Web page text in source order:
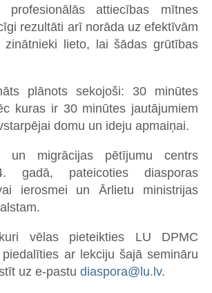
profesionālās attiecības mītnes
rezultāti arī norāda uz efektīvām
zinātnieki lieto, lai šādas grūtības
plānots sekojoši: 30 minūtes
kuras ir 30 minūtes jautājumiem
domu un ideju apmaiņai.
un migrācijas pētījumu centrs
gadā, pateicoties diasporas
ierosmei un Ārlietu ministrijas
vēlas pieteikties LU DPMC
ar lekciju šajā semināru
uz e-pastu diaspora@lu.lv.